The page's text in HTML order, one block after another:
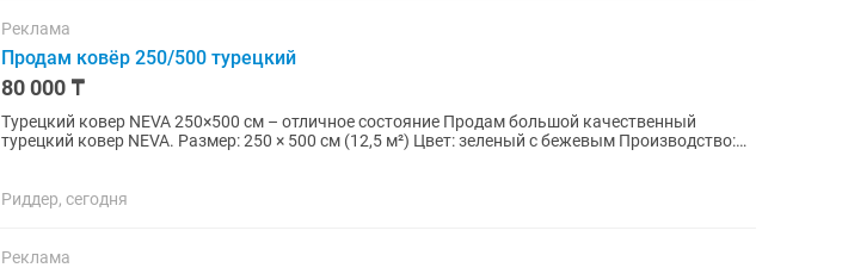
Реклама
Продам ковёр 250/500 турецкий
80 000 ₸
Турецкий ковер NEVA 250×500 см – отличное состояние Продам большой качественный
турецкий ковер NEVA. Размер: 250 × 500 см (12,5 м²) Цвет: зеленый с бежевым Производство:
Риддер, сегодня
Реклама